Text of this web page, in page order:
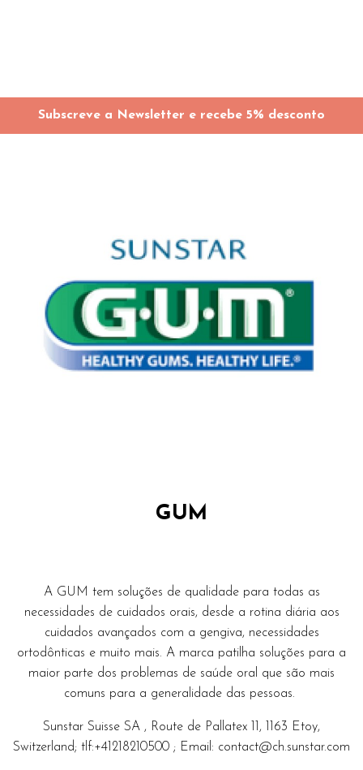
Subscreve a Newsletter e recebe 5% desconto
GUM
A GUM tem soluções de qualidade para todas as
necessidades de cuidados orais, desde a rotina diária aos
cuidados avançados com a gengiva, necessidades
ortodônticas e muito mais. A marca patilha soluções para a
maior parte dos problemas de saúde oral que são mais
comuns para a generalidade das pessoas.
Sunstar Suisse SA , Route de Pallatex 11, 1163 Etoy,
Switzerland; tlf:+41218210500 ; Email: contact@ch.sunstar.com